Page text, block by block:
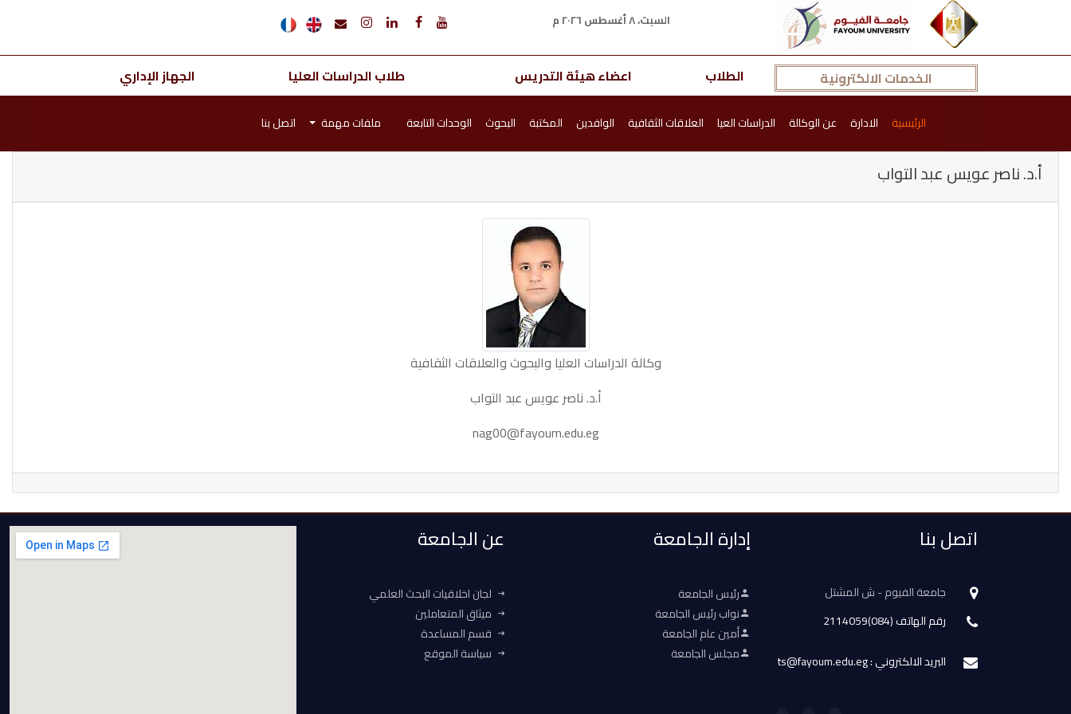
السبت، ٨ أغسطس ٢٠٢٦ م
الخدمات الالكترونية الطلاب اعضاء هيئة التدريس طلاب الدراسات العليا الجهاز الإداري
الرئيسية الادارة عن الوكالة الدراسات العيا العلاقات الثقافية الوافدين المكتبة البحوث الوحدات التابعة ملفات مهمة اتصل بنا
أ.د. ناصر عويس عبد التواب
وكالة الدراسات العليا والبحوث والعلاقات الثقافية
أ.د. ناصر عويس عبد التواب
nag00@fayoum.edu.eg
اتصل بنا
جامعة الفيوم - ش المشتل
رقم الهاتف (084)2114059
البريد الالكتروني : ts@fayoum.edu.eg
إدارة الجامعة
رئيس الجامعة
نواب رئيس الجامعة
أمين عام الجامعة
مجلس الجامعة
عن الجامعة
لجان اخلاقيات البحث العلمي
ميثاق المتعاملين
قسم المساعدة
سياسة الموقع